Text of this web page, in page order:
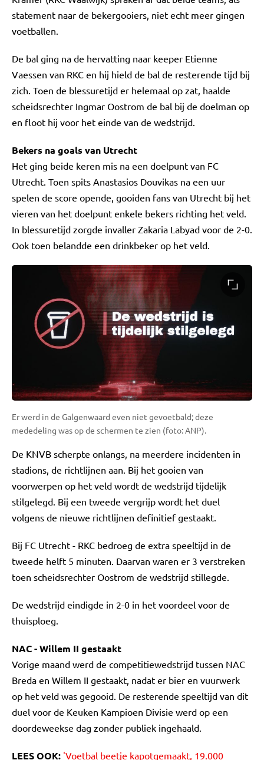
statement naar de bekergooiers, niet echt meer gingen
voetballen.
De bal ging na de hervatting naar keeper Etienne
Vaessen van RKC en hij hield de bal de resterende tijd bij
zich. Toen de blessuretijd er helemaal op zat, haalde
scheidsrechter Ingmar Oostrom de bal bij de doelman op
en floot hij voor het einde van de wedstrijd.
Bekers na goals van Utrecht
Het ging beide keren mis na een doelpunt van FC
Utrecht. Toen spits Anastasios Douvikas na een uur
spelen de score opende, gooiden fans van Utrecht bij het
vieren van het doelpunt enkele bekers richting het veld.
In blessuretijd zorgde invaller Zakaria Labyad voor de 2-0.
Ook toen belandde een drinkbeker op het veld.
Er werd in de Galgenwaard even niet gevoetbald; deze
mededeling was op de schermen te zien (foto: ANP).
De KNVB scherpte onlangs, na meerdere incidenten in
stadions, de richtlijnen aan. Bij het gooien van
voorwerpen op het veld wordt de wedstrijd tijdelijk
stilgelegd. Bij een tweede vergrijp wordt het duel
volgens de nieuwe richtlijnen definitief gestaakt.
Bij FC Utrecht - RKC bedroeg de extra speeltijd in de
tweede helft 5 minuten. Daarvan waren er 3 verstreken
toen scheidsrechter Oostrom de wedstrijd stillegde.
De wedstrijd eindigde in 2-0 in het voordeel voor de
thuisploeg.
NAC - Willem II gestaakt
Vorige maand werd de competitiewedstrijd tussen NAC
Breda en Willem II gestaakt, nadat er bier en vuurwerk
op het veld was gegooid. De resterende speeltijd van dit
duel voor de Keuken Kampioen Divisie werd op een
doordeweekse dag zonder publiek ingehaald.
LEES OOK: 'Voetbal beetje kapotgemaakt, 19.000